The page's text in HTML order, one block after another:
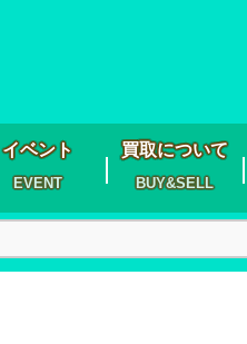
イベント
EVENT
買取について
BUY&SELL